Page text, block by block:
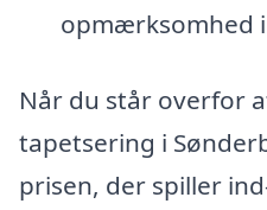
opmærksomhed
Når du står overfor
tapetsering i
prisen, der spiller